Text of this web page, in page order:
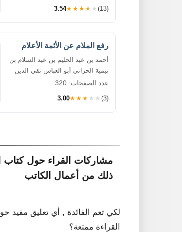
3.54★★★★★ (13)
رفع الملام عن الأئمة الأعلام
أحمد بن عبد الحليم بن عبد السلام بن
تيمية الحراني أبو العباس تقي الدين
عدد الصفحات: 320
3.00★★★★★ (3)
مشاركات القراء حول كتاب
ذلك من أعمال الكاتب
لكي تعم الفائدة , أي تعليق مفيد
القراءة ممتعة؟